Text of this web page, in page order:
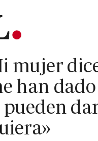
mujer
han dado